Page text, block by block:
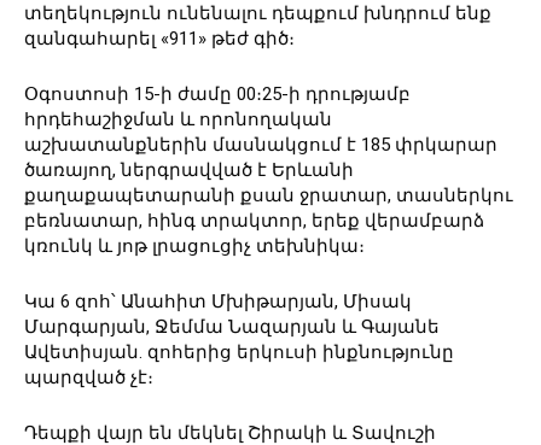
տեղեկություն ունենալու դեպքում խնդրում ենք
զանգահարել «911» թեժ գիծ։
Օգոստոսի 15-ի ժամը 00։25-ի դրությամբ
հրդեհաշիջման և որոնողական
աշխատանքներին մասնակցում է 185 փրկարար
ծառայող, ներգրավված է Երևանի
քաղաքապետարանի քսան ջրատար, տասներկու
բեռնատար, հինգ տրակտոր, երեք վերամբարձ
կռունկ և յոթ լրացուցիչ տեխնիկա։
Կա 6 զոհ՝ Անահիտ Մխիթարյան, Միսակ
Մարգարյան, Ջեմմա Նազարյան և Գայանե
Ավետիսյան. զոհերից երկուսի ինքնությունը
պարզված չէ։
Դեպքի վայր են մեկնել Շիրակի և Տավուշի